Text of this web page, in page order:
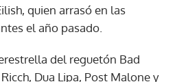
quien arrasó en las
el año pasado.
del reguetón Bad
Dua Lipa, Post Malone y